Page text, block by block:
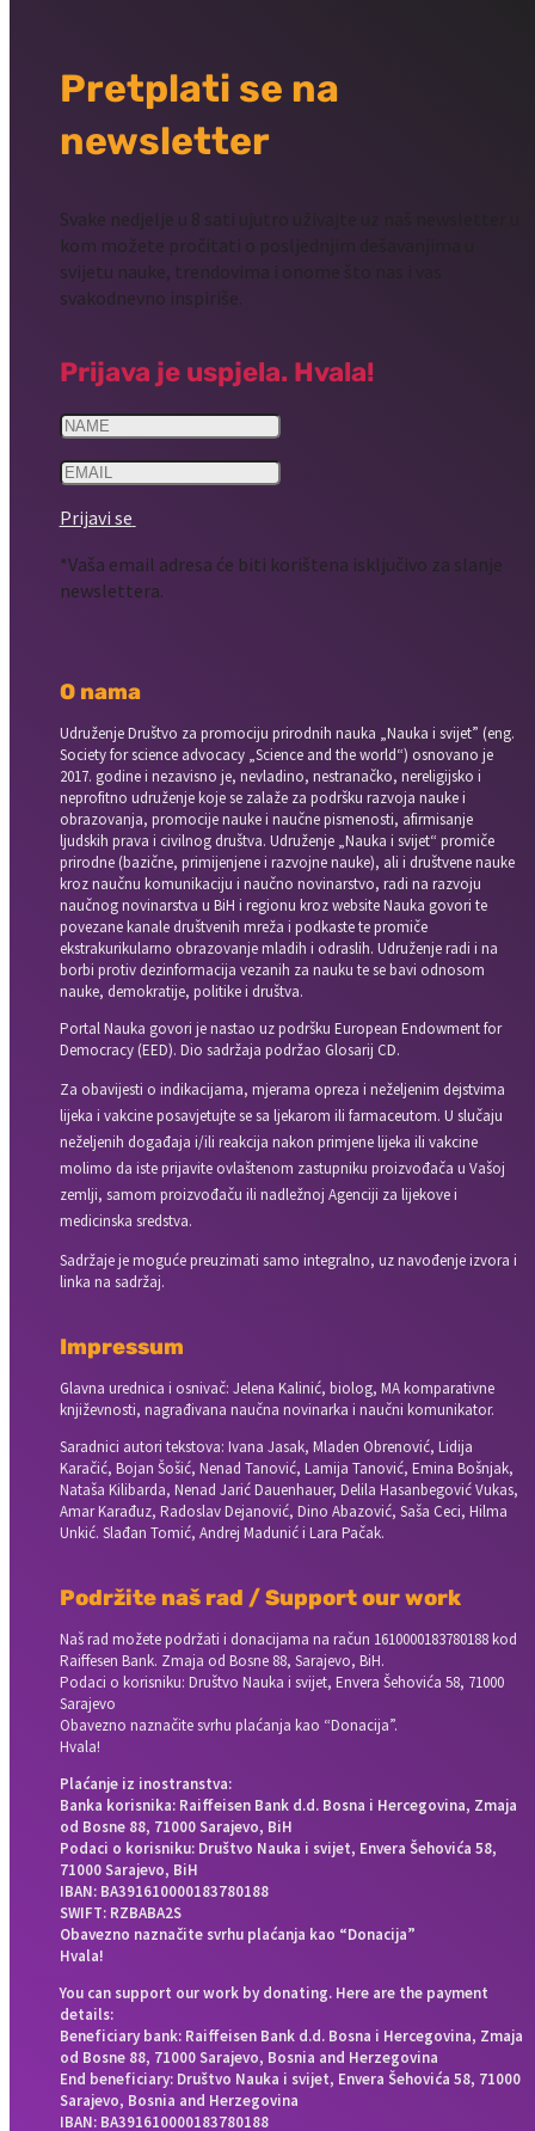
Pretplati se na
newsletter
Svake nedjelje u 8 sati ujutro uživajte uz naš newsletter u
kom možete pročitati o posljednjim dešavanjima u
svijetu nauke, trendovima i onome što nas i vas
svakodnevno inspiriše.
Prijava je uspjela. Hvala!
Prijavi se
*Vaša email adresa će biti korištena isključivo za slanje
newslettera.
O nama
Udruženje Društvo za promociju prirodnih nauka „Nauka i svijet” (eng.
Society for science advocacy „Science and the world“) osnovano je
2017. godine i nezavisno je, nevladino, nestranačko, nereligijsko i
neprofitno udruženje koje se zalaže za podršku razvoja nauke i
obrazovanja, promocije nauke i naučne pismenosti, afirmisanje
ljudskih prava i civilnog društva. Udruženje „Nauka i svijet“ promiče
prirodne (bazične, primijenjene i razvojne nauke), ali i društvene nauke
kroz naučnu komunikaciju i naučno novinarstvo, radi na razvoju
naučnog novinarstva u BiH i regionu kroz website Nauka govori te
povezane kanale društvenih mreža i podkaste te promiče
ekstrakurikularno obrazovanje mladih i odraslih. Udruženje radi i na
borbi protiv dezinformacija vezanih za nauku te se bavi odnosom
nauke, demokratije, politike i društva.
Portal Nauka govori je nastao uz podršku European Endowment for
Democracy (EED). Dio sadržaja podržao Glosarij CD.
Za obavijesti o indikacijama, mjerama opreza i neželjenim dejstvima
lijeka i vakcine posavjetujte se sa ljekarom ili farmaceutom. U slučaju
neželjenih događaja i/ili reakcija nakon primjene lijeka ili vakcine
molimo da iste prijavite ovlaštenom zastupniku proizvođača u Vašoj
zemlji, samom proizvođaču ili nadležnoj Agenciji za lijekove i
medicinska sredstva.
Sadržaje je moguće preuzimati samo integralno, uz navođenje izvora i
linka na sadržaj.
Impressum
Glavna urednica i osnivač: Jelena Kalinić, biolog, MA komparativne
književnosti, nagrađivana naučna novinarka i naučni komunikator.
Saradnici autori tekstova: Ivana Jasak, Mladen Obrenović, Lidija
Karačić, Bojan Šošić, Nenad Tanović, Lamija Tanović, Emina Bošnjak,
Nataša Kilibarda, Nenad Jarić Dauenhauer, Delila Hasanbegović Vukas,
Amar Karađuz, Radoslav Dejanović, Dino Abazović, Saša Ceci, Hilma
Unkić. Slađan Tomić, Andrej Madunić i Lara Pačak.
Podržite naš rad / Support our work
Naš rad možete podržati i donacijama na račun 1610000183780188 kod
Raiffesen Bank. Zmaja od Bosne 88, Sarajevo, BiH.
Podaci o korisniku: Društvo Nauka i svijet, Envera Šehovića 58, 71000
Sarajevo
Obavezno naznačite svrhu plaćanja kao “Donacija”.
Hvala!
Plaćanje iz inostranstva:
Banka korisnika: Raiffeisen Bank d.d. Bosna i Hercegovina, Zmaja
od Bosne 88, 71000 Sarajevo, BiH
Podaci o korisniku: Društvo Nauka i svijet, Envera Šehovića 58,
71000 Sarajevo, BiH
IBAN: BA391610000183780188
SWIFT: RZBABA2S
Obavezno naznačite svrhu plaćanja kao “Donacija”
Hvala!
You can support our work by donating. Here are the payment
details:
Beneficiary bank: Raiffeisen Bank d.d. Bosna i Hercegovina, Zmaja
od Bosne 88, 71000 Sarajevo, Bosnia and Herzegovina
End beneficiary: Društvo Nauka i svijet, Envera Šehovića 58, 71000
Sarajevo, Bosnia and Herzegovina
IBAN: BA391610000183780188